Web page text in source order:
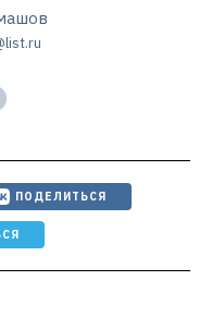
ПОДЕЛИТЬСЯ